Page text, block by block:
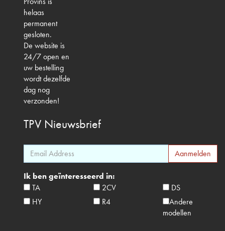
helaas
permanent
gesloten.
De website is
24/7 open en
uw bestelling
wordt dezelfde
dag nog
verzonden!
TPV Nieuwsbrief
Ik ben geïnteresseerd in:
TA
2CV
DS
HY
R4
Andere
modellen